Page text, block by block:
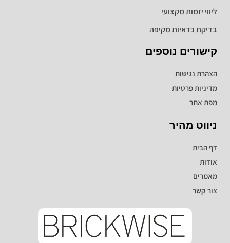
ניווט מהיר
דף הבית
אודות
מאמרים
צור קשר
קישורים נוספים
הצהרת נגישות
מדיניות פרטיות
מפת אתר
ליווי יזמות מקצועי
בדיקת כדאיות מקיפה